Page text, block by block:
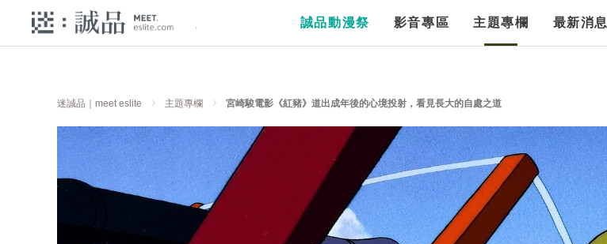
誠品動漫祭 影音專區 主題專欄 最新消息
迷誠品｜meet eslite 主題專欄 宮崎駿電影《紅豬》道出成年後的心境投射，看見長大的自處之道